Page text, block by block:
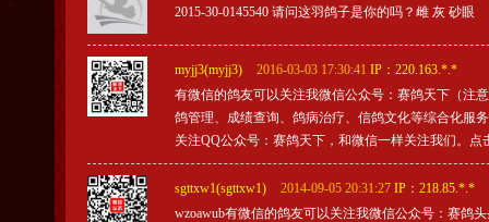
2015-30-0145540 请问这羽鸽子是你的吗？雌 灰 砂眼
myjj3(myjj3) 2016-03-03 17:30:41 IP：220.163.*.*
有微信的鸽友可以关注我微信公众号：赛鸽天下（注
鸽管理、成绩查询、鸽病治疗、信鸽文化等综合化服
关注QQ公众号：赛鸽天下，和微信一样关注我们。
sgttxw1(sgttxw1) 2014-09-05 20:31:27 IP：218.85.*.*
wzoawub有微信的鸽友可以关注我微信公众号：赛鸽